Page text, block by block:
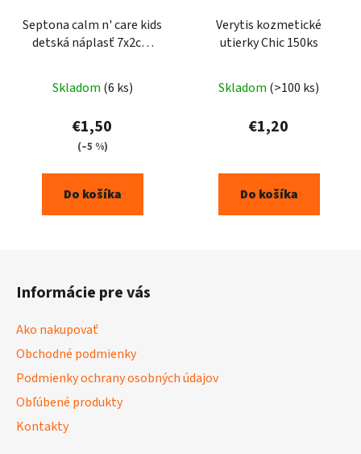
Septona calm n' care kids
detská náplasť 7x2cm
Skladom (6 ks)
€1,50
(–5 %)
Do košíka
Verytis kozmetické
utierky Chic 150ks
Skladom (>100 ks)
€1,20
Do košíka
Informácie pre vás
Ako nakupovať
Obchodné podmienky
Podmienky ochrany osobných údajov
Obľúbené produkty
Kontakty